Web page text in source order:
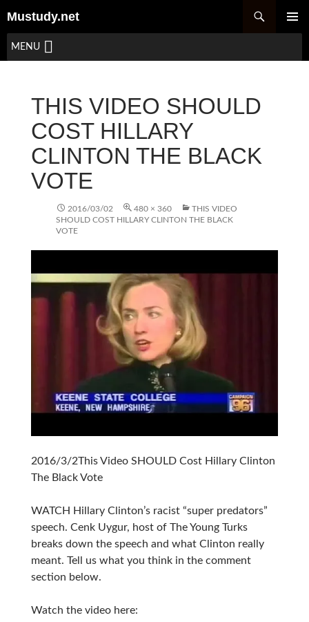
Mustudy.net
텐MENU
THIS VIDEO SHOULD
COST HILLARY
CLINTON THE BLACK
VOTE
2016/03/02 480 × 360
THIS VIDEO
SHOULD COST HILLARY CLINTON THE BLACK
VOTE
2016/3/2This Video SHOULD Cost Hillary Clinton
The Black Vote
WATCH Hillary Clinton’s racist “super predators”
speech. Cenk Uygur, host of The Young Turks
breaks down the speech and what Clinton really
meant. Tell us what you think in the comment
section below.
Watch the video here: